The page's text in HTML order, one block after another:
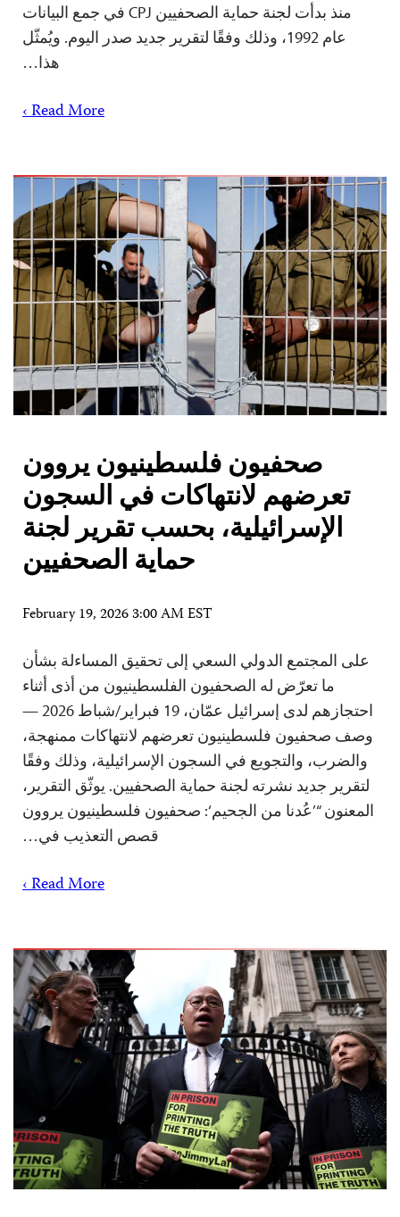
منذ بدأت لجنة حماية الصحفيين CPJ في جمع البيانات
عام 1992، وذلك وفقًا لتقرير جديد صدر اليوم. ويُمثّل
هذا…
Read More ›
صحفيون فلسطينيون يروون
تعرضهم لانتهاكات في السجون
الإسرائيلية، بحسب تقرير لجنة
حماية الصحفيين
February 19, 2026 3:00 AM EST
على المجتمع الدولي السعي إلى تحقيق المساءلة بشأن
ما تعرّض له الصحفيون الفلسطينيون من أذى أثناء
احتجازهم لدى إسرائيل عمّان، 19 فبراير/شباط 2026 —
وصف صحفيون فلسطينيون تعرضهم لانتهاكات ممنهجة،
والضرب، والتجويع في السجون الإسرائيلية، وذلك وفقًا
لتقرير جديد نشرته لجنة حماية الصحفيين. يوثّق التقرير،
المعنون “’عُدنا من الجحيم‘: صحفيون فلسطينيون يروون
قصص التعذيب في…
Read More ›